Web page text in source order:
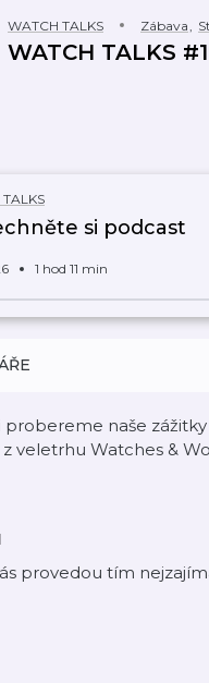
WATCH TALKS Zábava,
WATCH TALKS
si podcast
1 hod 11 min
probereme naše zážitky
veletrhu Watches &
provedou tím